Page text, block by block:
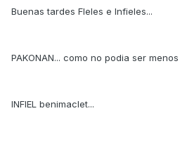
Buenas tardes FIeles e Infieles...
PAKONAN... como no podia ser
INFIEL benimaclet...